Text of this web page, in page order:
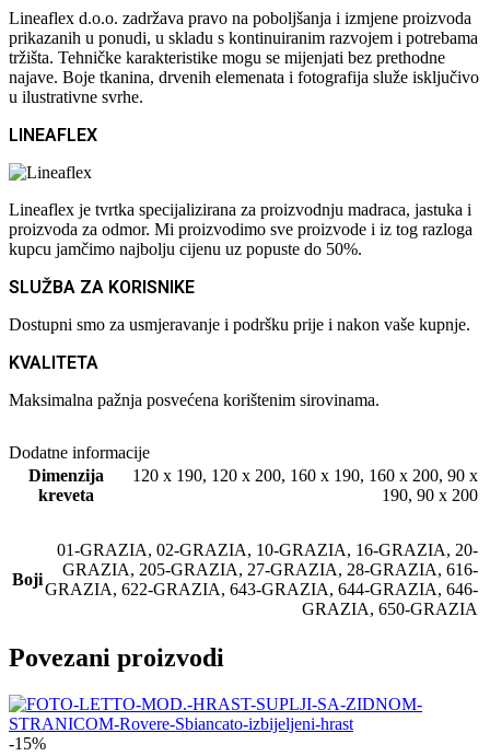
Lineaflex d.o.o. zadržava pravo na poboljšanja i izmjene proizvoda
prikazanih u ponudi, u skladu s kontinuiranim razvojem i potrebama
tržišta. Tehničke karakteristike mogu se mijenjati bez prethodne
najave. Boje tkanina, drvenih elemenata i fotografija služe isključivo
u ilustrativne svrhe.
LINEAFLEX
Lineaflex je tvrtka specijalizirana za proizvodnju madraca, jastuka i
proizvoda za odmor. Mi proizvodimo sve proizvode i iz tog razloga
kupcu jamčimo najbolju cijenu uz popuste do 50%.
SLUŽBA ZA KORISNIKE
Dostupni smo za usmjeravanje i podršku prije i nakon vaše kupnje.
KVALITETA
Maksimalna pažnja posvećena korištenim sirovinama.
Dodatne informacije
Dimenzija
kreveta
120 x 190, 120 x 200, 160 x 190, 160 x 200, 90 x
190, 90 x 200
Boji
01-GRAZIA, 02-GRAZIA, 10-GRAZIA, 16-GRAZIA, 20-
GRAZIA, 205-GRAZIA, 27-GRAZIA, 28-GRAZIA, 616-
GRAZIA, 622-GRAZIA, 643-GRAZIA, 644-GRAZIA, 646-
GRAZIA, 650-GRAZIA
Povezani proizvodi
-15%